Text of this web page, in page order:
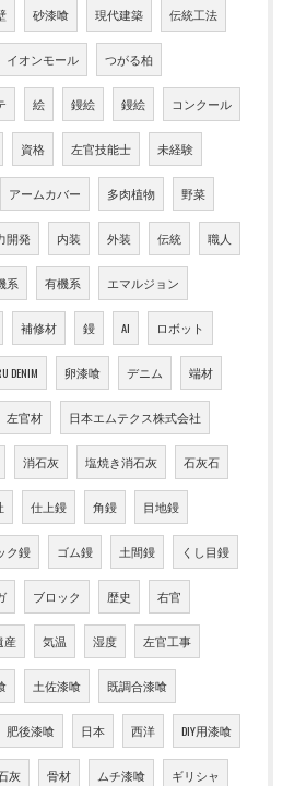
砂漆喰 現代建築 伝統工法
イオンモール つがる柏
絵 鏝絵 鏝絵 コンクール
資格 左官技能士 未経験
アームカバー 多肉植物 野菜
開発 内装 外装 伝統 職人
系 有機系 エマルジョン
補修材 鏝 AI ロボット
DENIM 卵漆喰 デニム 端材
左官材 日本エムテクス株式会社
消石灰 塩焼き消石灰 石灰石
仕上鏝 角鏝 目地鏝
ク鏝 ゴム鏝 土間鏝 くし目鏝
ブロック 歴史 右官
産 気温 湿度 左官工事
土佐漆喰 既調合漆喰
肥後漆喰 日本 西洋 DIY用漆喰
灰 骨材 ムチ漆喰 ギリシャ